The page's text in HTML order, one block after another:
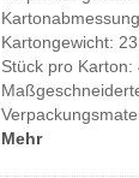
Kartongewicht:
Stück pro Karton:
Mehr